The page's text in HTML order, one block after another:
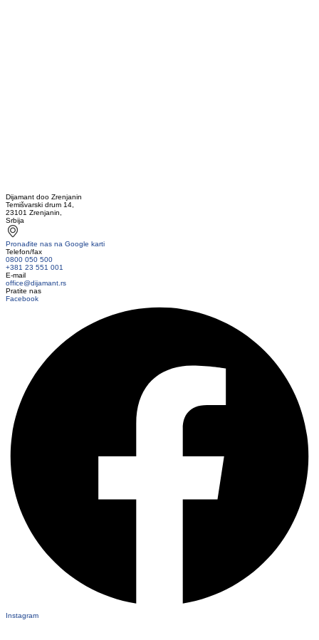
Dijamant doo Zrenjanin
Temišvarski drum 14,
23101 Zrenjanin,
Srbija
Pronađite nas na Google karti
Telefon/fax
0800 050 500
+381 23 551 001
E-mail
office@dijamant.rs
Pratite nas
Facebook
Instagram